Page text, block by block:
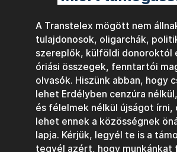
A Transtelex mögött nem
tulajdonosok, oligarchák,
szereplők, külföldi donoroktól
óriási összegek, fenntartói
olvasók. Hiszünk abban, hogy
lehet Erdélyben cenzúra
és félelmek nélkül újságot írni,
lehet ennek a közösségnek
lapja. Kérjük, legyél te is a
tegyél azért, hogy munkánkat